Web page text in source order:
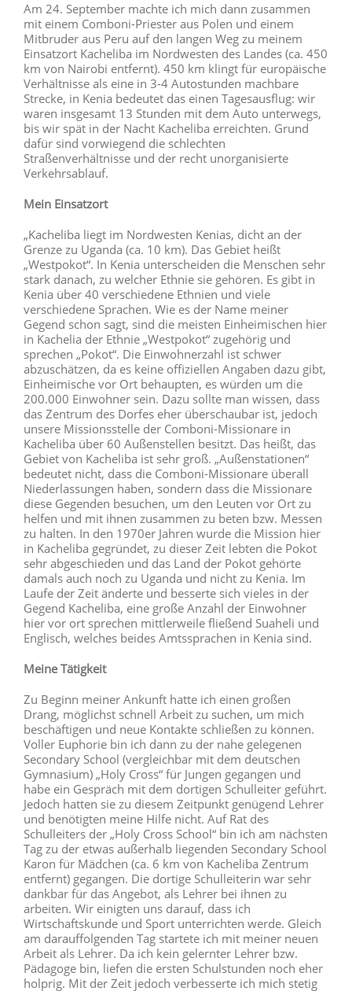
Am 24. September machte ich mich dann zusammen
mit einem Comboni-Priester aus Polen und einem
Mitbruder aus Peru auf den langen Weg zu meinem
Einsatzort Kacheliba im Nordwesten des Landes (ca. 450
km von Nairobi entfernt). 450 km klingt für europäische
Verhältnisse als eine in 3-4 Autostunden machbare
Strecke, in Kenia bedeutet das einen Tagesausflug: wir
waren insgesamt 13 Stunden mit dem Auto unterwegs,
bis wir spät in der Nacht Kacheliba erreichten. Grund
dafür sind vorwiegend die schlechten
Straßenverhältnisse und der recht unorganisierte
Verkehrsablauf.
Mein Einsatzort
„Kacheliba liegt im Nordwesten Kenias, dicht an der
Grenze zu Uganda (ca. 10 km). Das Gebiet heißt
„Westpokot“. In Kenia unterscheiden die Menschen sehr
stark danach, zu welcher Ethnie sie gehören. Es gibt in
Kenia über 40 verschiedene Ethnien und viele
verschiedene Sprachen. Wie es der Name meiner
Gegend schon sagt, sind die meisten Einheimischen hier
in Kachelia der Ethnie „Westpokot“ zugehörig und
sprechen „Pokot“. Die Einwohnerzahl ist schwer
abzuschätzen, da es keine offiziellen Angaben dazu gibt,
Einheimische vor Ort behaupten, es würden um die
200.000 Einwohner sein. Dazu sollte man wissen, dass
das Zentrum des Dorfes eher überschaubar ist, jedoch
unsere Missionsstelle der Comboni-Missionare in
Kacheliba über 60 Außenstellen besitzt. Das heißt, das
Gebiet von Kacheliba ist sehr groß. „Außenstationen“
bedeutet nicht, dass die Comboni-Missionare überall
Niederlassungen haben, sondern dass die Missionare
diese Gegenden besuchen, um den Leuten vor Ort zu
helfen und mit ihnen zusammen zu beten bzw. Messen
zu halten. In den 1970er Jahren wurde die Mission hier
in Kacheliba gegründet, zu dieser Zeit lebten die Pokot
sehr abgeschieden und das Land der Pokot gehörte
damals auch noch zu Uganda und nicht zu Kenia. Im
Laufe der Zeit änderte und besserte sich vieles in der
Gegend Kacheliba, eine große Anzahl der Einwohner
hier vor ort sprechen mittlerweile fließend Suaheli und
Englisch, welches beides Amtssprachen in Kenia sind.
Meine Tätigkeit
Zu Beginn meiner Ankunft hatte ich einen großen
Drang, möglichst schnell Arbeit zu suchen, um mich
beschäftigen und neue Kontakte schließen zu können.
Voller Euphorie bin ich dann zu der nahe gelegenen
Secondary School (vergleichbar mit dem deutschen
Gymnasium) „Holy Cross“ für Jungen gegangen und
habe ein Gespräch mit dem dortigen Schulleiter geführt.
Jedoch hatten sie zu diesem Zeitpunkt genügend Lehrer
und benötigten meine Hilfe nicht. Auf Rat des
Schulleiters der „Holy Cross School“ bin ich am nächsten
Tag zu der etwas außerhalb liegenden Secondary School
Karon für Mädchen (ca. 6 km von Kacheliba Zentrum
entfernt) gegangen. Die dortige Schulleiterin war sehr
dankbar für das Angebot, als Lehrer bei ihnen zu
arbeiten. Wir einigten uns darauf, dass ich
Wirtschaftskunde und Sport unterrichten werde. Gleich
am darauffolgenden Tag startete ich mit meiner neuen
Arbeit als Lehrer. Da ich kein gelernter Lehrer bzw.
Pädagoge bin, liefen die ersten Schulstunden noch eher
holprig. Mit der Zeit jedoch verbesserte ich mich stetig